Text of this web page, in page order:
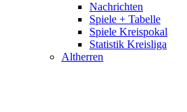
Nachrichten
Spiele + Tabelle
Spiele Kreispokal
Statistik Kreisliga
Altherren